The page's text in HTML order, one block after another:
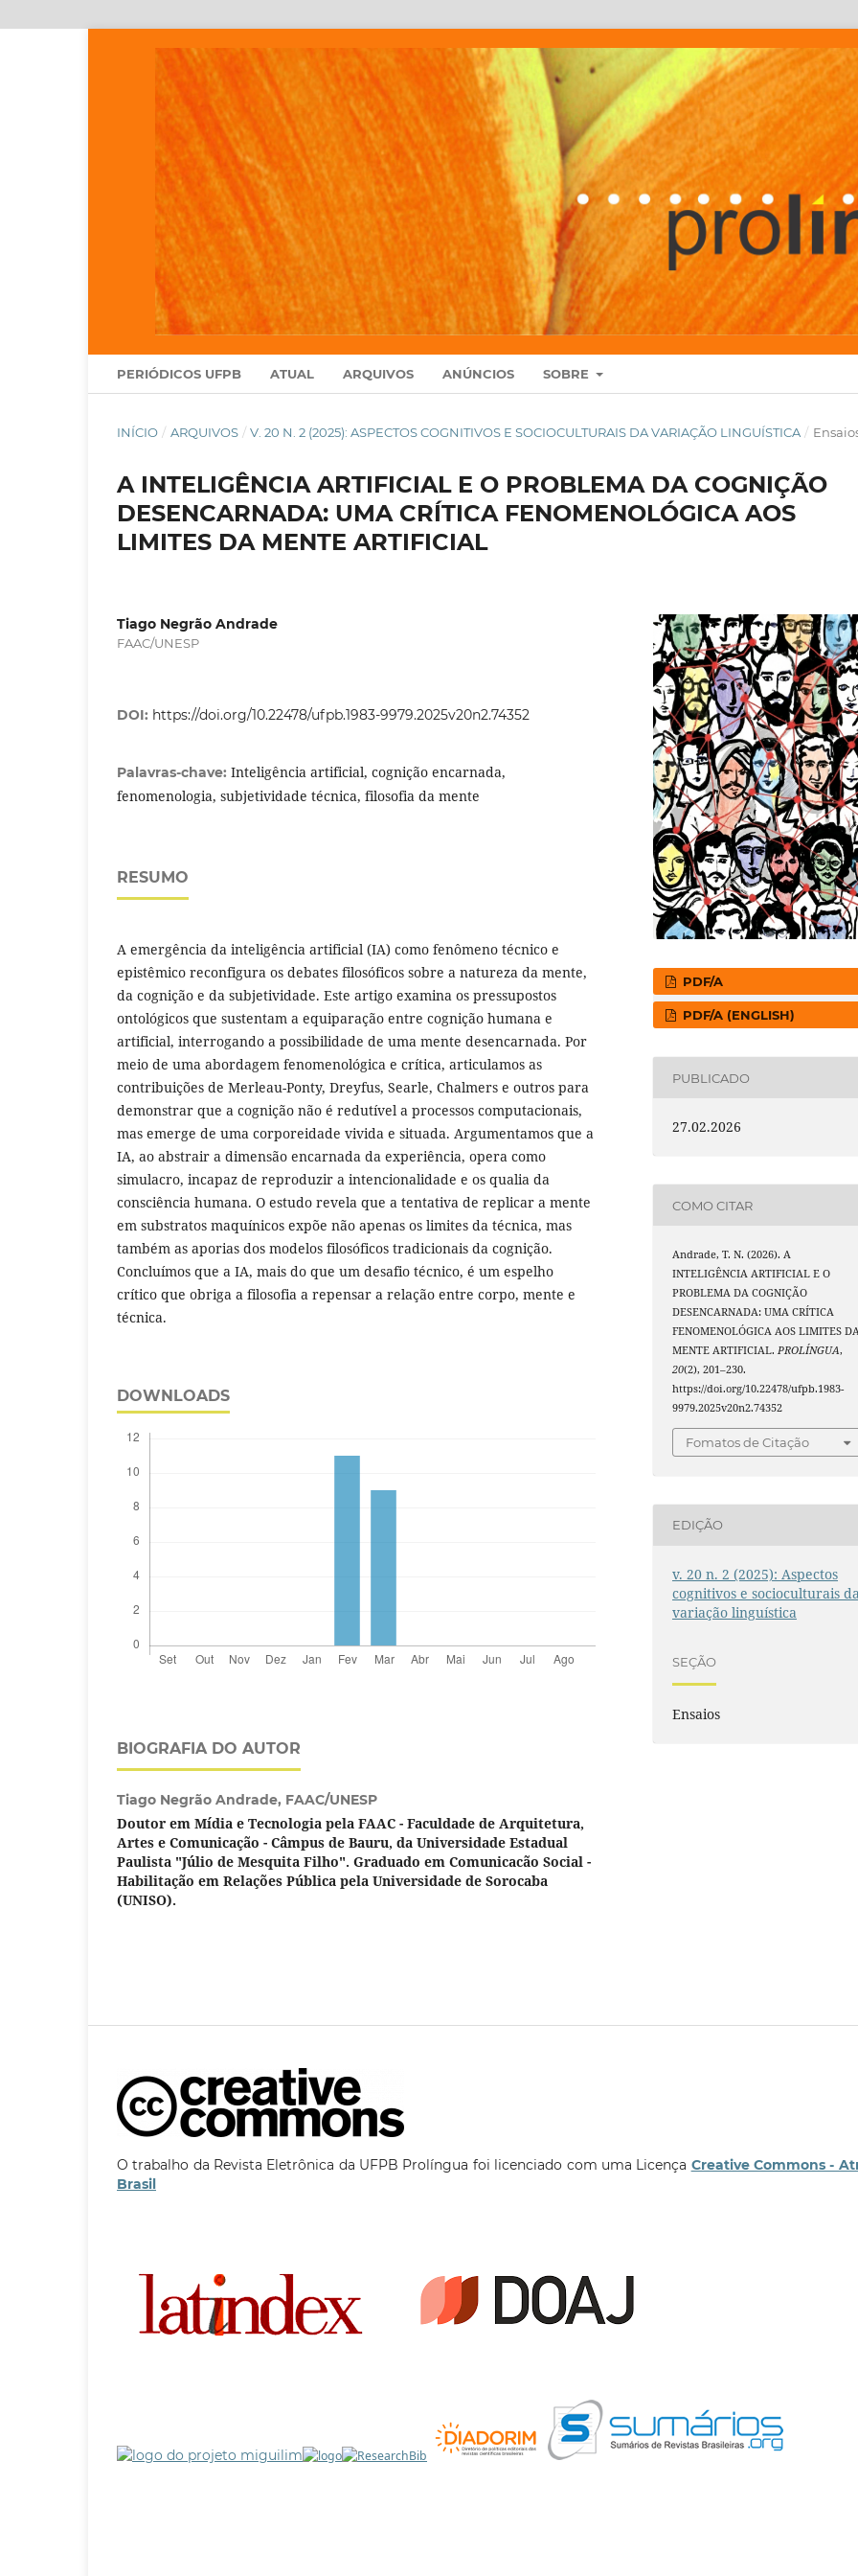
PERIÓDICOS UFPB ATUAL ARQUIVOS ANÚNCIOS SOBRE
INÍCIO / ARQUIVOS / V. 20 N. 2 (2025): ASPECTOS COGNITIVOS E SOCIOCULTURAIS DA VARIAÇÃO LINGUÍSTICA /
A INTELIGÊNCIA ARTIFICIAL E O PROBLEMA DA COGNIÇÃO
DESENCARNADA: UMA CRÍTICA FENOMENOLÓGICA AOS
LIMITES DA MENTE ARTIFICIAL
Tiago Negrão Andrade
FAAC/UNESP
DOI: https://doi.org/10.22478/ufpb.1983-9979.2025v20n2.74352
Palavras-chave: Inteligência artificial, cognição encarnada,
fenomenologia, subjetividade técnica, filosofia da mente
RESUMO
A emergência da inteligência artificial (IA) como fenômeno técnico e
epistêmico reconfigura os debates filosóficos sobre a natureza da mente,
da cognição e da subjetividade. Este artigo examina os pressupostos
ontológicos que sustentam a equiparação entre cognição humana e
artificial, interrogando a possibilidade de uma mente desencarnada. Por
meio de uma abordagem fenomenológica e crítica, articulamos as
contribuições de Merleau-Ponty, Dreyfus, Searle, Chalmers e outros para
demonstrar que a cognição não é redutível a processos computacionais,
mas emerge de uma corporeidade vivida e situada. Argumentamos que a
IA, ao abstrair a dimensão encarnada da experiência, opera como
simulacro, incapaz de reproduzir a intencionalidade e os qualia da
consciência humana. O estudo revela que a tentativa de replicar a mente
em substratos maquínicos expõe não apenas os limites da técnica, mas
também as aporias dos modelos filosóficos tradicionais da cognição.
Concluímos que a IA, mais do que um desafio técnico, é um espelho
crítico que obriga a filosofia a repensar a relação entre corpo, mente e
técnica.
DOWNLOADS
BIOGRAFIA DO AUTOR
Tiago Negrão Andrade, FAAC/UNESP
Doutor em Mídia e Tecnologia pela FAAC - Faculdade de Arquitetura,
Artes e Comunicação - Câmpus de Bauru, da Universidade Estadual
Paulista "Júlio de Mesquita Filho". Graduado em Comunicacão Social -
Habilitação em Relações Pública pela Universidade de Sorocaba
(UNISO).
PDF/A
PDF/A (ENGLISH)
PUBLICADO
27.02.2026
COMO CITAR
Andrade, T. N. (2026). A
INTELIGÊNCIA ARTIFICIAL E O
PROBLEMA DA COGNIÇÃO
DESENCARNADA: UMA CRÍTICA
FENOMENOLÓGICA AOS LIMITES
MENTE ARTIFICIAL.PROLÍNGUA,
20(2), 201–230.
https://doi.org/10.22478/ufpb.1983-
9979.2025v20n2.74352
Fomatos de Citação
EDIÇÃO
v. 20 n. 2 (2025): Aspectos
cognitivos e socioculturais
variação linguística
SEÇÃO
Ensaios
O trabalho da Revista Eletrônica da UFPB Prolíngua foi licenciado com uma Licença Creative Commons -
Brasil